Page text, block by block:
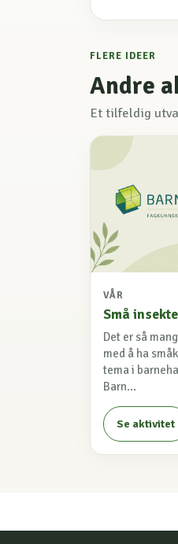
FLERE IDEER
Andre
Et tilfeldig
VÅR
Små
Det er så
med å ha
tema i
Barn...
Se aktivitet